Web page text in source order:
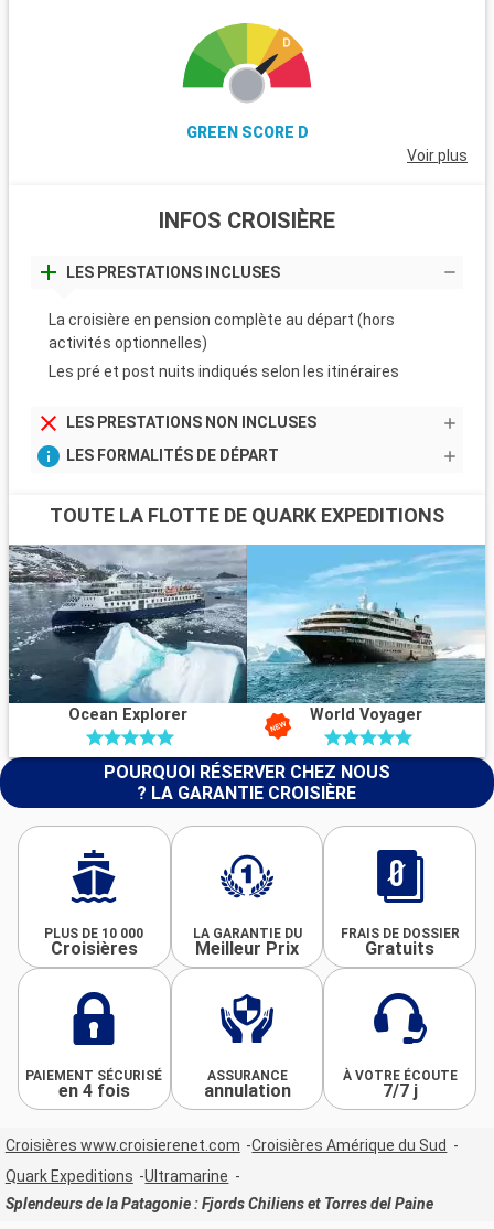
GREEN SCORE D
Voir plus
INFOS CROISIÈRE
LES PRESTATIONS INCLUSES
La croisière en pension complète au départ (hors
activités optionnelles)
Les pré et post nuits indiqués selon les itinéraires
LES PRESTATIONS NON INCLUSES
LES FORMALITÉS DE DÉPART
TOUTE LA FLOTTE DE QUARK EXPEDITIONS
Ocean Explorer World Voyager
POURQUOI RÉSERVER CHEZ NOUS
? LA GARANTIE CROISIÈRE
PLUS DE 10 000
Croisières
LA GARANTIE DU
Meilleur Prix
FRAIS DE DOSSIER
Gratuits
PAIEMENT SÉCURISÉ
en 4 fois
ASSURANCE
annulation
À VOTRE ÉCOUTE
7/7 j
Croisières www.croisierenet.com
Croisières Amérique du Sud
Quark Expeditions
Ultramarine
Splendeurs de la Patagonie : Fjords Chiliens et Torres del Paine